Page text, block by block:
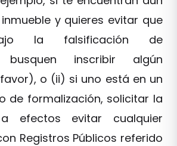
y quieres evitar que
la falsificación de
busquen inscribir algún
o (ii) si uno está en un
de formalización, solicitar la
efectos evitar cualquier
Registros Públicos referido